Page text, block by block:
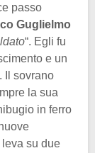
passo
Guglielmo
“. Egli fu
e un
Il sovrano
la sua
in ferro
leva su due